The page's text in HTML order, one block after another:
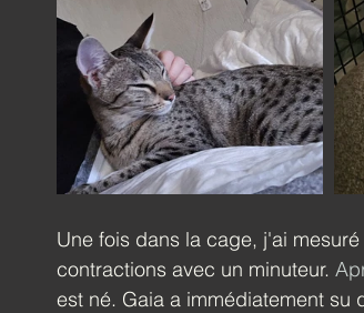
Une fois dans la cage, j'ai
contractions avec un minuteur.
est né. Gaia a immédiatement su